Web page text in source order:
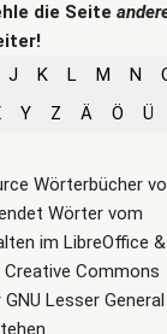
die Seite
J K L M N
Y Z Ä Ö Ü
Wörterbücher
Wörter vom
im LibreOffice &
Creative Commons
Lesser General